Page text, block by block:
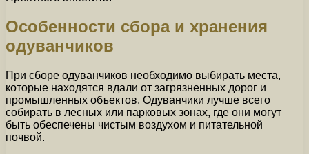
Особенности сбора и хранения
одуванчиков
При сборе одуванчиков необходимо выбирать места,
которые находятся вдали от загрязненных дорог и
промышленных объектов. Одуванчики лучше всего
собирать в лесных или парковых зонах, где они могут
быть обеспечены чистым воздухом и питательной
почвой.